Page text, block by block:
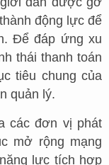
động lực để
Để đáp ứng xu
thái thanh toán
tiêu chung của
quản lý.
các đơn vị phát
mở rộng mạng
lực tích hợp